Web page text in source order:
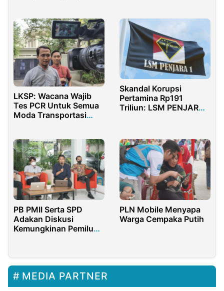
LKSP: Wacana Wajib
Tes PCR Untuk Semua
Moda Transportasi
Skandal Korupsi
Pertamina Rp191
Triliun: LSM PENJARA 1
GCG di BUMN
PB PMII Serta SPD
Adakan Diskusi
Kemungkinan Pemilu
PLN Mobile Menyapa
Warga Cempaka Putih
MEDIA PARTNER